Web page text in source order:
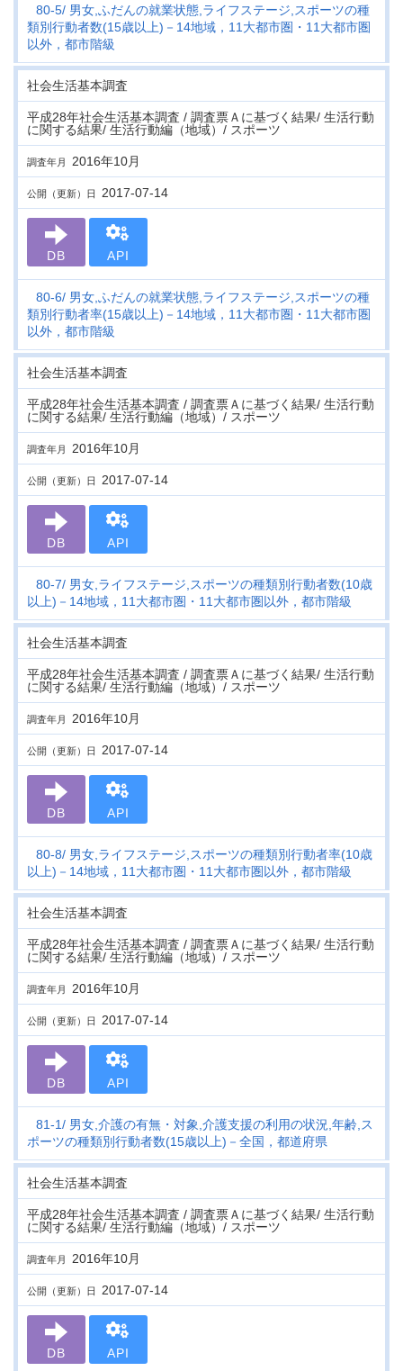
80-5 男女,ふだんの就業状態,ライフステージ,スポーツの種
類別行動者数(15歳以上)－14地域，11大都市圏・11大都市圏
以外，都市階級
社会生活基本調査
平成28年社会生活基本調査 / 調査票Ａに基づく結果/ 生活行動
に関する結果/ 生活行動編（地域）/ スポーツ
調査年月 2016年10月
公開（更新）日 2017-07-14
DB API
80-6
男女,ふだんの就業状態,ライフステージ,スポーツの種
類別行動者率(15歳以上)－14地域，11大都市圏・11大都市圏
以外，都市階級
社会生活基本調査
平成28年社会生活基本調査 / 調査票Ａに基づく結果/ 生活行動
に関する結果/ 生活行動編（地域）/ スポーツ
調査年月 2016年10月
公開（更新）日 2017-07-14
DB API
80-7
男女,ライフステージ,スポーツの種類別行動者数(10歳
以上)－14地域，11大都市圏・11大都市圏以外，都市階級
社会生活基本調査
平成28年社会生活基本調査 / 調査票Ａに基づく結果/ 生活行動
に関する結果/ 生活行動編（地域）/ スポーツ
調査年月 2016年10月
公開（更新）日 2017-07-14
DB API
80-8
男女,ライフステージ,スポーツの種類別行動者率(10歳
以上)－14地域，11大都市圏・11大都市圏以外，都市階級
社会生活基本調査
平成28年社会生活基本調査 / 調査票Ａに基づく結果/ 生活行動
に関する結果/ 生活行動編（地域）/ スポーツ
調査年月 2016年10月
公開（更新）日 2017-07-14
DB API
81-1 男女,介護の有無・対象,介護支援の利用の状況,年齢,ス
ポーツの種類別行動者数(15歳以上)－全国，都道府県
社会生活基本調査
平成28年社会生活基本調査 / 調査票Ａに基づく結果/ 生活行動
に関する結果/ 生活行動編（地域）/ スポーツ
調査年月 2016年10月
公開（更新）日 2017-07-14
DB API